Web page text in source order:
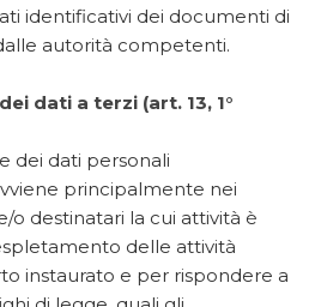
identificativi dei documenti di
autorità competenti.
dati a terzi (art. 13, 1°
dei dati personali
principalmente nei
o destinatari la cui attività è
delle attività
instaurato e per rispondere a